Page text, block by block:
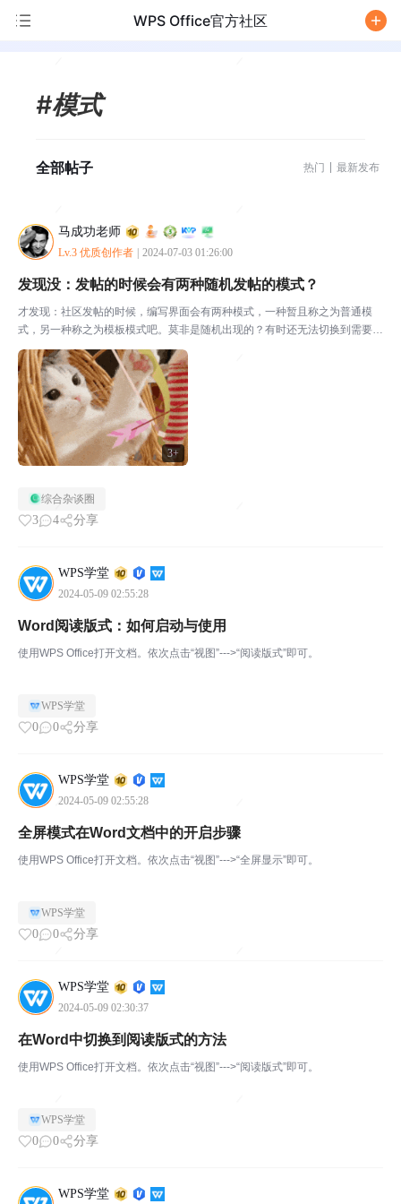
WPS Office官方社区
#模式
全部帖子 热门 最新发布
马成功老师
Lv.3 优质创作者 2024-07-03 01:26:00
3+
发现没：发帖的时候会有两种随机发帖的模式？
才发现：社区发帖的时候，编写界面会有两种模式，一种暂且称之为普通模
式，另一种称之为模板模式吧。莫非是随机出现的？有时还无法切换到需要的
模式界面上。不知道你们碰到过没？普通模式：===================模
板模式=================...
综合杂谈圈
3 4 分享
WPS学堂
2024-05-09 02:55:28
Word阅读版式：如何启动与使用
使用WPS Office打开文档。依次点击“视图”--->“阅读版式”即可。
WPS学堂
0 0 分享
WPS学堂
2024-05-09 02:55:28
全屏模式在Word文档中的开启步骤
使用WPS Office打开文档。依次点击“视图”--->“全屏显示”即可。
WPS学堂
0 0 分享
WPS学堂
2024-05-09 02:30:37
在Word中切换到阅读版式的方法
使用WPS Office打开文档。依次点击“视图”--->“阅读版式”即可。
WPS学堂
0 0 分享
WPS学堂